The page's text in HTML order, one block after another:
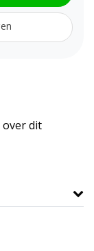
over dit